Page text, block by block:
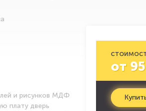
и рисунков МДФ
плату дверь
от